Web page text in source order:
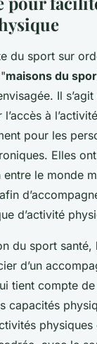
du sport sur
maisons du
Il
à
pour les
Elles
entre le monde
d’activité
du sport santé,
d’un
tient compte
capacités
physiques